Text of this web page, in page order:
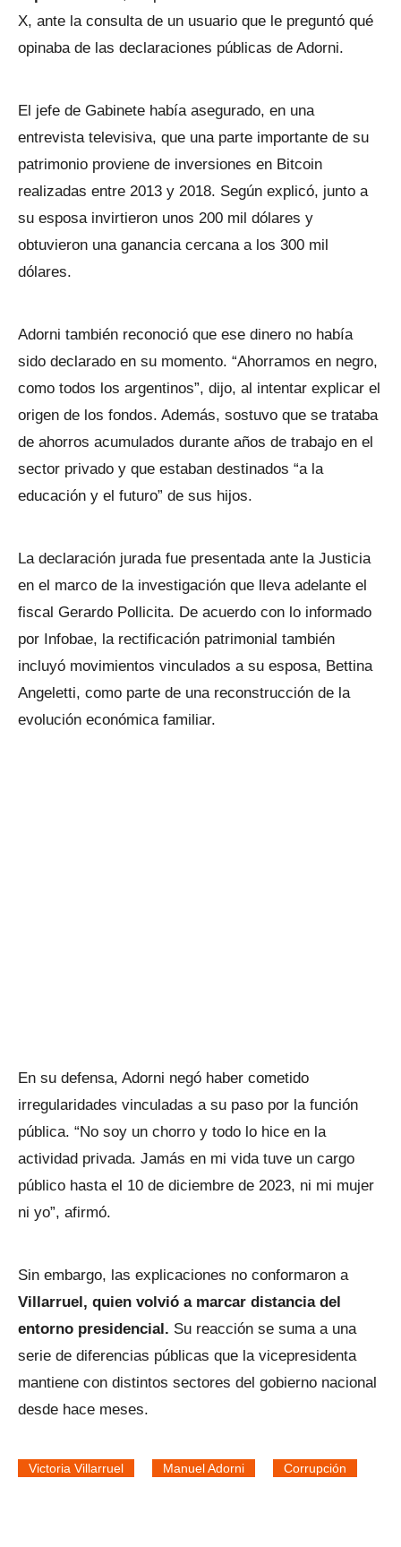
X, ante la consulta de un usuario que le preguntó qué
opinaba de las declaraciones públicas de Adorni.
El jefe de Gabinete había asegurado, en una
entrevista televisiva, que una parte importante de su
patrimonio proviene de inversiones en Bitcoin
realizadas entre 2013 y 2018. Según explicó, junto a
su esposa invirtieron unos 200 mil dólares y
obtuvieron una ganancia cercana a los 300 mil
dólares.
Adorni también reconoció que ese dinero no había
sido declarado en su momento. “Ahorramos en negro,
como todos los argentinos”, dijo, al intentar explicar el
origen de los fondos. Además, sostuvo que se trataba
de ahorros acumulados durante años de trabajo en el
sector privado y que estaban destinados “a la
educación y el futuro” de sus hijos.
La declaración jurada fue presentada ante la Justicia
en el marco de la investigación que lleva adelante el
fiscal Gerardo Pollicita. De acuerdo con lo informado
por Infobae, la rectificación patrimonial también
incluyó movimientos vinculados a su esposa, Bettina
Angeletti, como parte de una reconstrucción de la
evolución económica familiar.
En su defensa, Adorni negó haber cometido
irregularidades vinculadas a su paso por la función
pública. “No soy un chorro y todo lo hice en la
actividad privada. Jamás en mi vida tuve un cargo
público hasta el 10 de diciembre de 2023, ni mi mujer
ni yo”, afirmó.
Sin embargo, las explicaciones no conformaron a
Villarruel, quien volvió a marcar distancia del
entorno presidencial. Su reacción se suma a una
serie de diferencias públicas que la vicepresidenta
mantiene con distintos sectores del gobierno nacional
desde hace meses.
Victoria Villarruel Manuel Adorni Corrupción